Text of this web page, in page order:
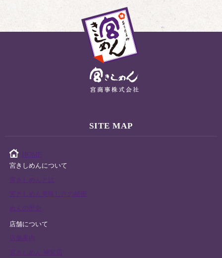
SITE MAP
HOME
宮きしめんについて
宮きしめん美味しさの秘密
めんの歴史
店舗について
宮きしめん 神宮店